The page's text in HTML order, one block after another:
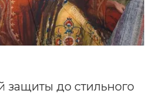
защиты до стильного